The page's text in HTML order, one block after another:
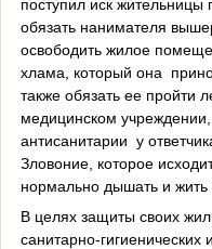
поступил иск жительницы
обязать нанимателя
освободить жилое
хлама, который она
также обязать ее пройти
медицинском
антисанитарии у
Зловоние, которое
нормально дышать и жить
В целях защиты своих
санитарно-гигиенических